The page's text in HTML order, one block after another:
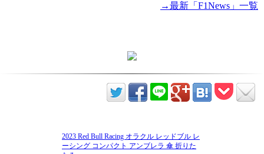
→最新「F1News」一覧
2023 Red Bull Racing オラクル レッドブル レ
ーシング コンパクト アンブレラ 傘 折りた